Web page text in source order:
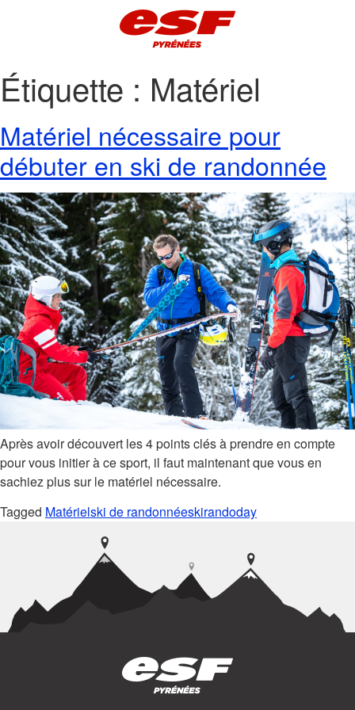
Étiquette : Matériel
Matériel nécessaire pour
débuter en ski de randonnée
Après avoir découvert les 4 points clés à prendre en compte
pour vous initier à ce sport, il faut maintenant que vous en
sachiez plus sur le matériel nécessaire.
Tagged Matérielski de randonnéeskirandoday